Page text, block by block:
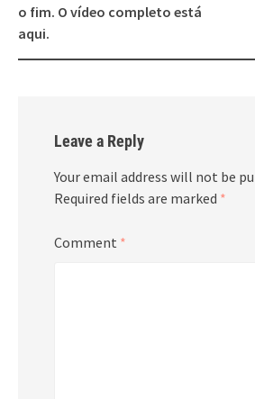
o fim. O vídeo completo está
aqui.
Leave a Reply
Your email address will not be
Required fields are marked *
Comment *